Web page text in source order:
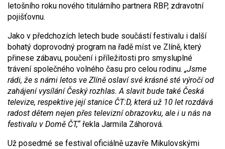
letošního roku nového titulárního partnera RBP, zdravotní
pojišťovnu.
Jako v předchozích letech bude součástí festivalu i další
bohatý doprovodný program na řadě míst ve Zlíně, který
přinese zábavu, poučení i příležitosti pro smysluplné
trávení společného volného času pro celou rodinu. „Jsme
rádi, že s námi letos ve Zlíně oslaví své krásné sté výročí od
zahájení vysílání Český rozhlas. A slavit bude také Česká
televize, respektive její stanice ČT:D, která už 10 let rozdává
radost dětem nejen přes televizní obrazovku, ale i u nás na
festivalu v Domě ČT,“ řekla Jarmila Záhorová.
Už posedmé se festival oficiálně uzavře Mikulovskými